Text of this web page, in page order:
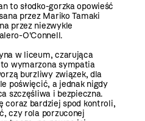
to słodko-gorzka opowieść
przez Mariko Tamaki
przez niezwykle
O'Connell.
w liceum, czarująca
wymarzona sympatia
burzliwy związek, dla
poświęcić, a jednak nigdy
szczęśliwa i bezpieczna.
coraz bardziej spod kontroli,
czy rola porzuconej